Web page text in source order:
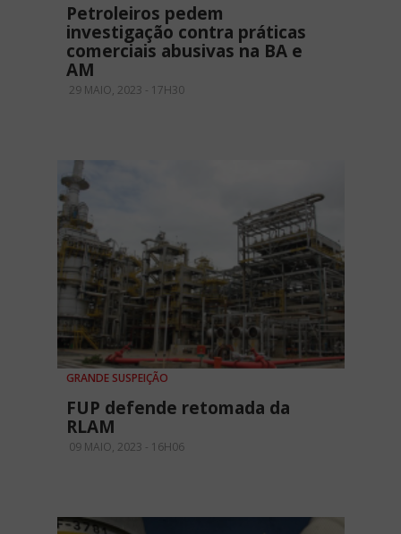
Petroleiros pedem
investigação contra práticas
comerciais abusivas na BA e
AM
29 MAIO, 2023 - 17H30
GRANDE SUSPEIÇÃO
FUP defende retomada da
RLAM
09 MAIO, 2023 - 16H06